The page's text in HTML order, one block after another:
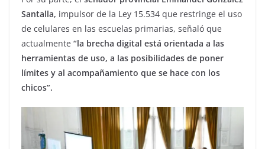
Santalla, impulsor de la Ley 15.534 que restringe el uso
de celulares en las escuelas primarias, señaló que
actualmente “la brecha digital está orientada a las
herramientas de uso, a las posibilidades de poner
límites y al acompañamiento que se hace con los
chicos”.